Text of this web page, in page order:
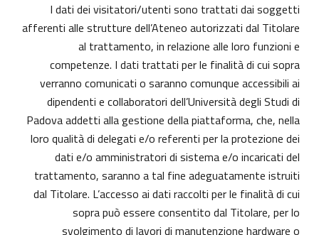
I dati dei visitatori/utenti sono trattati dai soggetti
afferenti alle strutture dell’Ateneo autorizzati dal Titolare
al trattamento, in relazione alle loro funzioni e
competenze. I dati trattati per le finalità di cui sopra
verranno comunicati o saranno comunque accessibili ai
dipendenti e collaboratori dell’Università degli Studi di
Padova addetti alla gestione della piattaforma, che, nella
loro qualità di delegati e/o referenti per la protezione dei
dati e/o amministratori di sistema e/o incaricati del
trattamento, saranno a tal fine adeguatamente istruiti
dal Titolare. L’accesso ai dati raccolti per le finalità di cui
sopra può essere consentito dal Titolare, per lo
svolgimento di lavori di manutenzione hardware o